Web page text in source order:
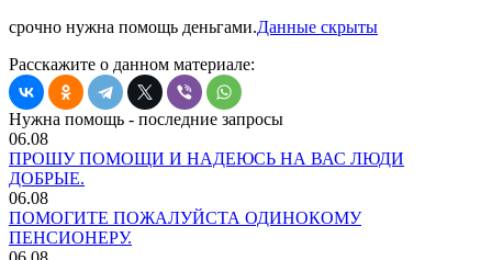
срочно нужна помощь деньгами.Данные скрыты
Расскажите о данном материале:
Нужна помощь - последние запросы
06.08
ПРОШУ ПОМОЩИ И НАДЕЮСЬ НА ВАС ЛЮДИ
ДОБРЫЕ.
06.08
ПОМОГИТЕ ПОЖАЛУЙСТА ОДИНОКОМУ
ПЕНСИОНЕРУ.